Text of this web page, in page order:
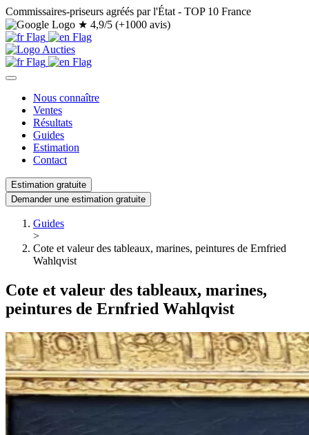
Commissaires-priseurs agréés par l'État - TOP 10 France
★ 4,9/5 (+1000 avis)
Nous connaître
Ventes
Résultats
Guides
Estimation
Contact
Estimation gratuite
Demander une estimation gratuite
Guides
>
Cote et valeur des tableaux, marines, peintures de Ernfried
Wahlqvist
Cote et valeur des tableaux, marines,
peintures de Ernfried Wahlqvist